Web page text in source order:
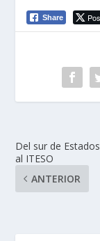
Share
Del sur de
al ITESO
ANTERIOR